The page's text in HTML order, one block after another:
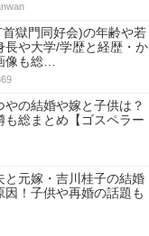
獄門同好会)の年齢や若
長や大学/学歴と経歴・か
像も総…
やの結婚や嫁と子供は？
も総まとめ【ゴスペラー
と元嫁・吉川桂子の結婚
因！子供や再婚の話題も